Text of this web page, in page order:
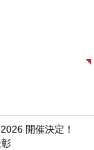
開催決定！